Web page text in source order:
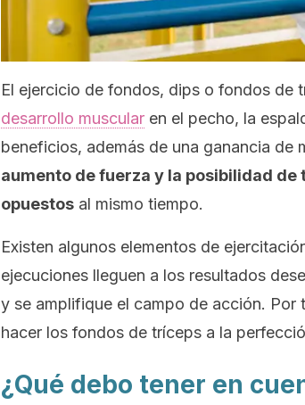
El ejercicio de fondos, dips o fondos de
desarrollo muscular en el pecho, la
beneficios, además de una ganancia de
aumento de fuerza y la posibilidad
opuestos al mismo tiempo.
Existen algunos elementos de
ejecuciones lleguen a los resultados
y se amplifique el campo de acción.
hacer los fondos de tríceps a la
¿Qué debo tener en